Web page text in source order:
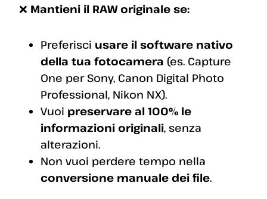
❌ Mantieni il RAW originale se:
Preferisci usare il software nativo
della tua fotocamera (es. Capture
One per Sony, Canon Digital Photo
Professional, Nikon NX).
Vuoi preservare al 100% le
informazioni originali, senza
alterazioni.
Non vuoi perdere tempo nella
conversione manuale dei file.